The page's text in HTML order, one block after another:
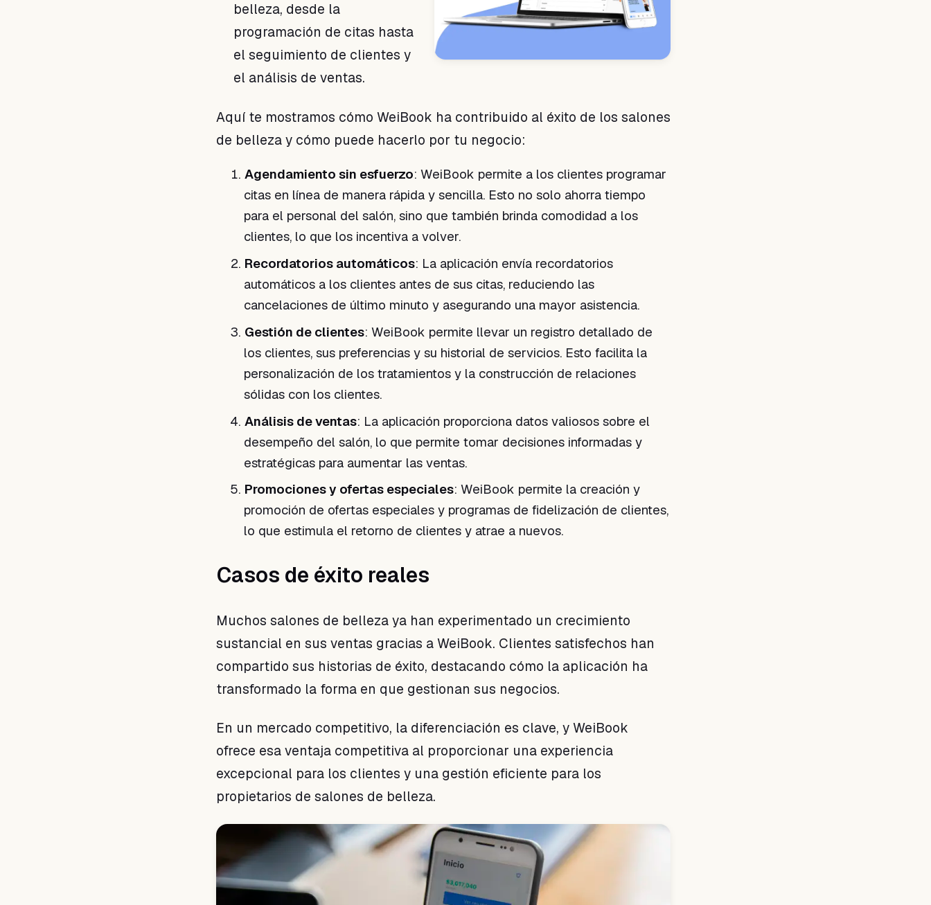
belleza, desde la
programación de citas hasta
el seguimiento de clientes y
el análisis de ventas.
Aquí te mostramos cómo WeiBook ha contribuido al éxito de los salones
de belleza y cómo puede hacerlo por tu negocio:
Agendamiento sin esfuerzo: WeiBook permite a los clientes programar
citas en línea de manera rápida y sencilla. Esto no solo ahorra tiempo
para el personal del salón, sino que también brinda comodidad a los
clientes, lo que los incentiva a volver.
Recordatorios automáticos: La aplicación envía recordatorios
automáticos a los clientes antes de sus citas, reduciendo las
cancelaciones de último minuto y asegurando una mayor asistencia.
Gestión de clientes: WeiBook permite llevar un registro detallado de
los clientes, sus preferencias y su historial de servicios. Esto facilita la
personalización de los tratamientos y la construcción de relaciones
sólidas con los clientes.
Análisis de ventas: La aplicación proporciona datos valiosos sobre el
desempeño del salón, lo que permite tomar decisiones informadas y
estratégicas para aumentar las ventas.
Promociones y ofertas especiales: WeiBook permite la creación y
promoción de ofertas especiales y programas de fidelización de clientes,
lo que estimula el retorno de clientes y atrae a nuevos.
Casos de éxito reales
Muchos salones de belleza ya han experimentado un crecimiento
sustancial en sus ventas gracias a WeiBook. Clientes satisfechos han
compartido sus historias de éxito, destacando cómo la aplicación ha
transformado la forma en que gestionan sus negocios.
En un mercado competitivo, la diferenciación es clave, y WeiBook
ofrece esa ventaja competitiva al proporcionar una experiencia
excepcional para los clientes y una gestión eficiente para los
propietarios de salones de belleza.